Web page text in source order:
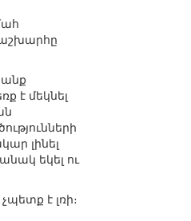
է մեկնել
լինել
եկել ու
է լռի։